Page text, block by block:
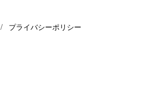
プライバシーポリシー